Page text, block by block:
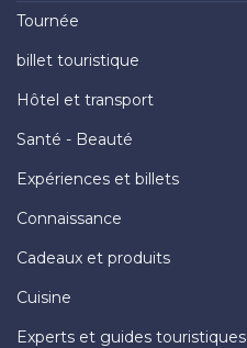
Tournée
billet touristique
Hôtel et transport
Santé - Beauté
Expériences et billets
Connaissance
Cadeaux et produits
Cuisine
Experts et guides touristiques